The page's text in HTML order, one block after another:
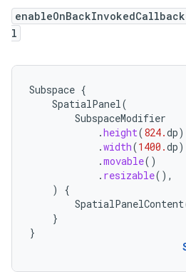
l
Subspace {
SpatialPanel(
SubspaceModifier
.height(824.dp)
.width(1400.dp)
.movable()
. resizable(),
)
{
SpatialPanelContent
}
}